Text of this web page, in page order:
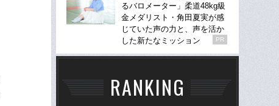
るバロメーター」柔道48kg級
金メダリスト・角田夏実が感
じていた声の力と、声を活か
した新たなミッション
PR
RANKING